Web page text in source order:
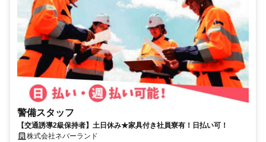
警備スタッフ
【交通誘導2級保持者】土日休み★家具付き社員寮有！日払い可！
株式会社ネバーランド